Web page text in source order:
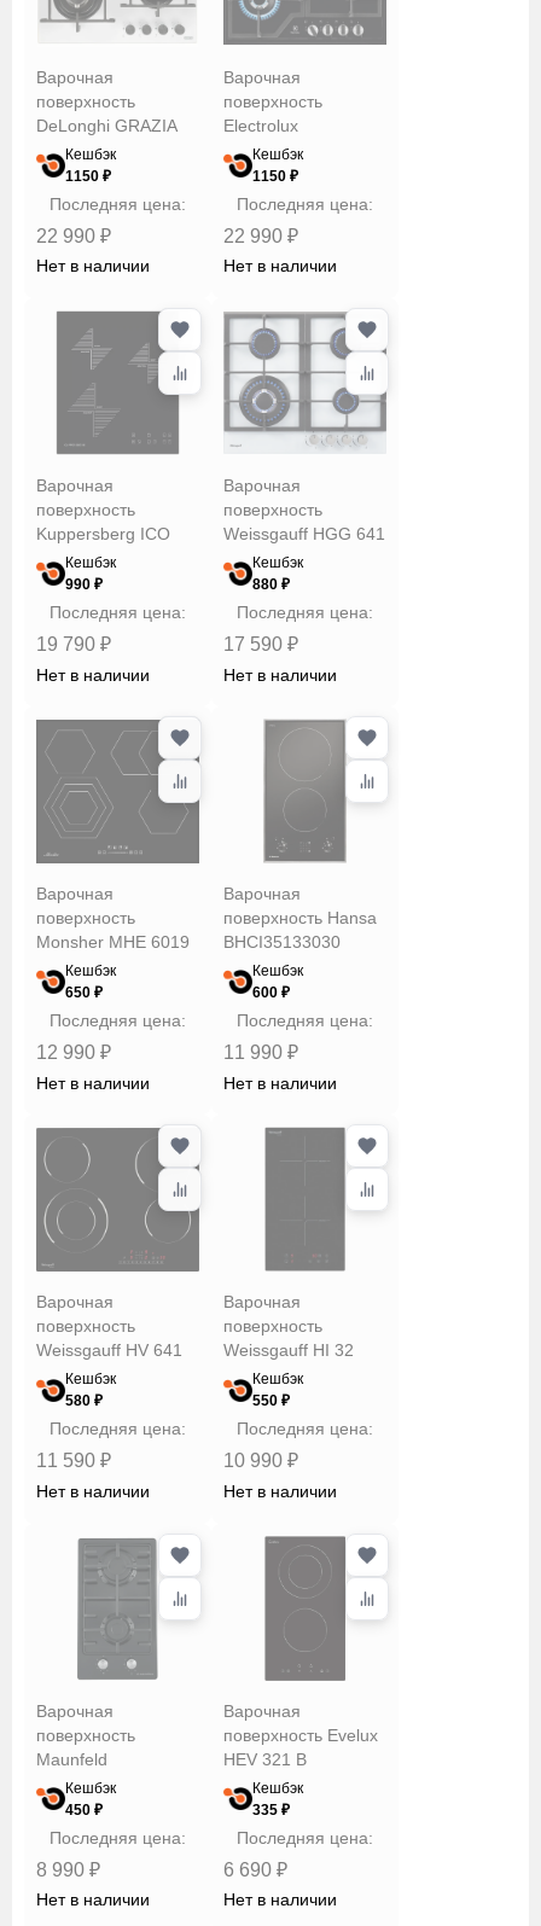
Варочная
поверхность
DeLonghi GRAZIA
6GW BB
Кешбэк
1150 ₽
Последняя цена:
22 990 ₽
Нет в наличии
Варочная
поверхность
Electrolux
GPE363MB
Кешбэк
1150 ₽
Последняя цена:
22 990 ₽
Нет в наличии
Варочная
поверхность
Kuppersberg ICO
402 Кешбэк
990 ₽
Последняя цена:
19 790 ₽
Нет в наличии
Варочная
поверхность
Weissgauff HGG 641
WGhКешбэк
880 ₽
Последняя цена:
17 590 ₽
Нет в наличии
Варочная
поверхность
Monsher MHE 6019
Кешбэк
650 ₽
Последняя цена:
12 990 ₽
Нет в наличии
Варочная
поверхность Hansa
BHCI35133030
Кешбэк
600 ₽
Последняя цена:
11 990 ₽
Нет в наличии
Варочная
поверхность
Weissgauff HV 641
BS Кешбэк
580 ₽
Последняя цена:
11 590 ₽
Нет в наличии
Варочная
поверхность
Weissgauff HI 32
Кешбэк
550 ₽
Последняя цена:
10 990 ₽
Нет в наличии
Варочная
поверхность
Maunfeld
EGHE.32.3EB/G
Кешбэк
450 ₽
Последняя цена:
8 990 ₽
Нет в наличии
Варочная
поверхность Evelux
HEV 321 B
Кешбэк
335 ₽
Последняя цена:
6 690 ₽
Нет в наличии